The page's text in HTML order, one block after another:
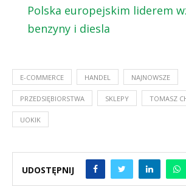
Polska europejskim liderem
benzyny i diesla
E-COMMERCE HANDEL NAJNOWSZE
PRZEDSIĘBIORSTWA SKLEPY TOMASZ
UOKIK
UDOSTĘPNIJ